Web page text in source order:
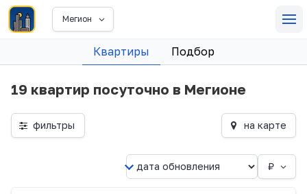
Мегион
Квартиры Подбор
19 квартир посуточно в Мегионе
фильтры на карте
₽